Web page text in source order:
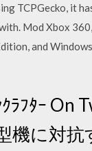
TCPGecko, it
Mod Xbox
and
ﾗﾌﾀｰ On
機に対抗